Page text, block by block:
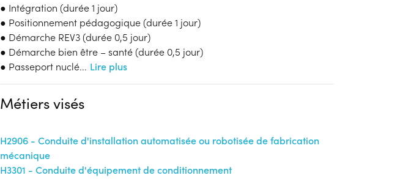
Public :
En recherche d'emploi, Tout public
Réunions d'informations
Aucune information
Complément d'information
● Intégration (durée 1 jour)
● Positionnement pédagogique (durée 1 jour)
● Démarche REV3 (durée 0,5 jour)
● Démarche bien être – santé (durée 0,5 jour)
● Passeport nuclé... Lire plus
Métiers visés
H2906 - Conduite d'installation automatisée ou robotisée de fabrication
mécanique
H3301 - Conduite d'équipement de conditionnement